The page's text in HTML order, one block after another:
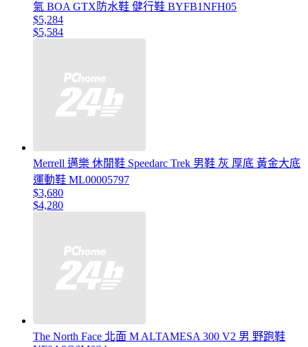
氣 BOA GTX防水鞋 健行鞋 BYFB1NFH05
$5,284
$5,584
Merrell 邁樂 休閒鞋 Speedarc Trek 男鞋 灰 厚底 黃金大底
運動鞋 ML00005797
$3,680
$4,280
The North Face 北面 M ALTAMESA 300 V2 男 野跑鞋